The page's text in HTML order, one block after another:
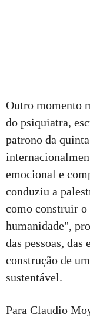
Outro momento
do psiquiatra,
patrono da
emocional e
conduziu a
como construir o
humanidade",
das pessoas, das
construção de
sustentável.
Para Claudio